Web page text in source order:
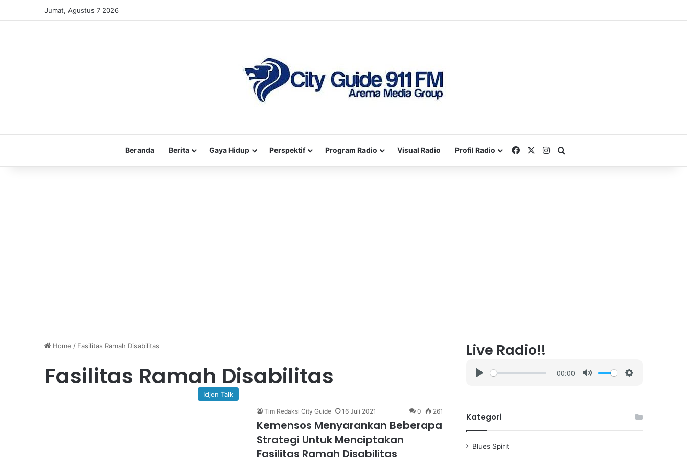
Jumat, Agustus 7 2026
Beranda Berita Gaya Hidup Perspektif Program Radio Visual Radio Profil Radio FacebookInstagram
Home / Fasilitas Ramah Disabilitas
Fasilitas Ramah Disabilitas
Idjen Talk
Tim Redaksi City Guide 16 Juli 2021 0 261
Kemensos Menyarankan Beberapa
Strategi Untuk Menciptakan
Fasilitas Ramah Disabilitas
Live Radio!!
y
00:00
i
Kategori
Blues Spirit